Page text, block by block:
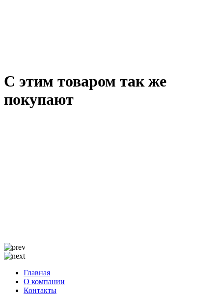
С этим товаром так же
покупают
Главная
О компании
Контакты